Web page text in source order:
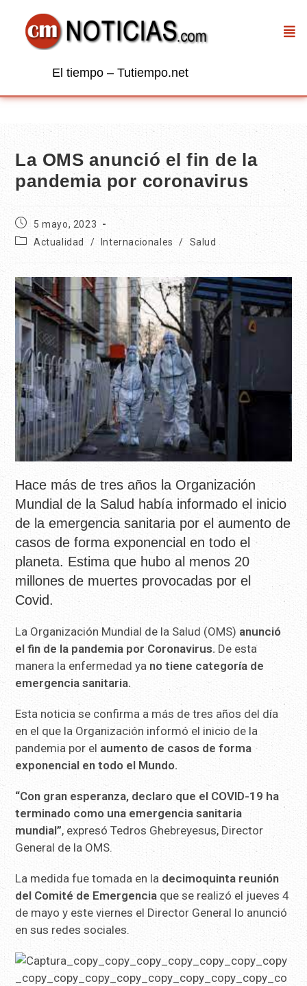
El tiempo – Tutiempo.net
La OMS anunció el fin de la
pandemia por coronavirus
5 mayo, 2023
Actualidad
/ Internacionales / Salud
Hace más de tres años la Organización
Mundial de la Salud había informado el inicio
de la emergencia sanitaria por el aumento de
casos de forma exponencial en todo el
planeta. Estima que hubo al menos 20
millones de muertes provocadas por el
Covid.
La Organización Mundial de la Salud (OMS) anunció
el fin de la pandemia por Coronavirus. De esta
manera la enfermedad ya no tiene categoría de
emergencia sanitaria.
Esta noticia se confirma a más de tres años del día
en el que la Organización informó el inicio de la
pandemia por el aumento de casos de forma
exponencial en todo el Mundo.
“Con gran esperanza, declaro que el COVID-19 ha
terminado como una emergencia sanitaria
mundial”, expresó Tedros Ghebreyesus, Director
General de la OMS.
La medida fue tomada en la decimoquinta reunión
del Comité de Emergencia que se realizó el jueves 4
de mayo y este viernes el Director General lo anunció
en sus redes sociales.